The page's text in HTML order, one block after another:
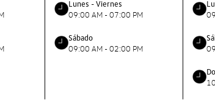
Lunes - Viernes
09:00 AM - 07:00 PM
Sábado
09:00 AM - 02:00 PM